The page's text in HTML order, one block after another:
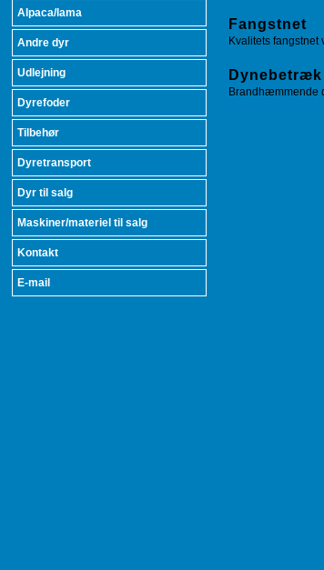
Fangstnet
Kvalitets
Brandhæmmende
Alpaca/lama
Andre dyr
Udlejning
Dyrefoder
Tilbehør
Dyretransport
Dyr til salg
Maskiner/materiel til salg
Kontakt
E-mail